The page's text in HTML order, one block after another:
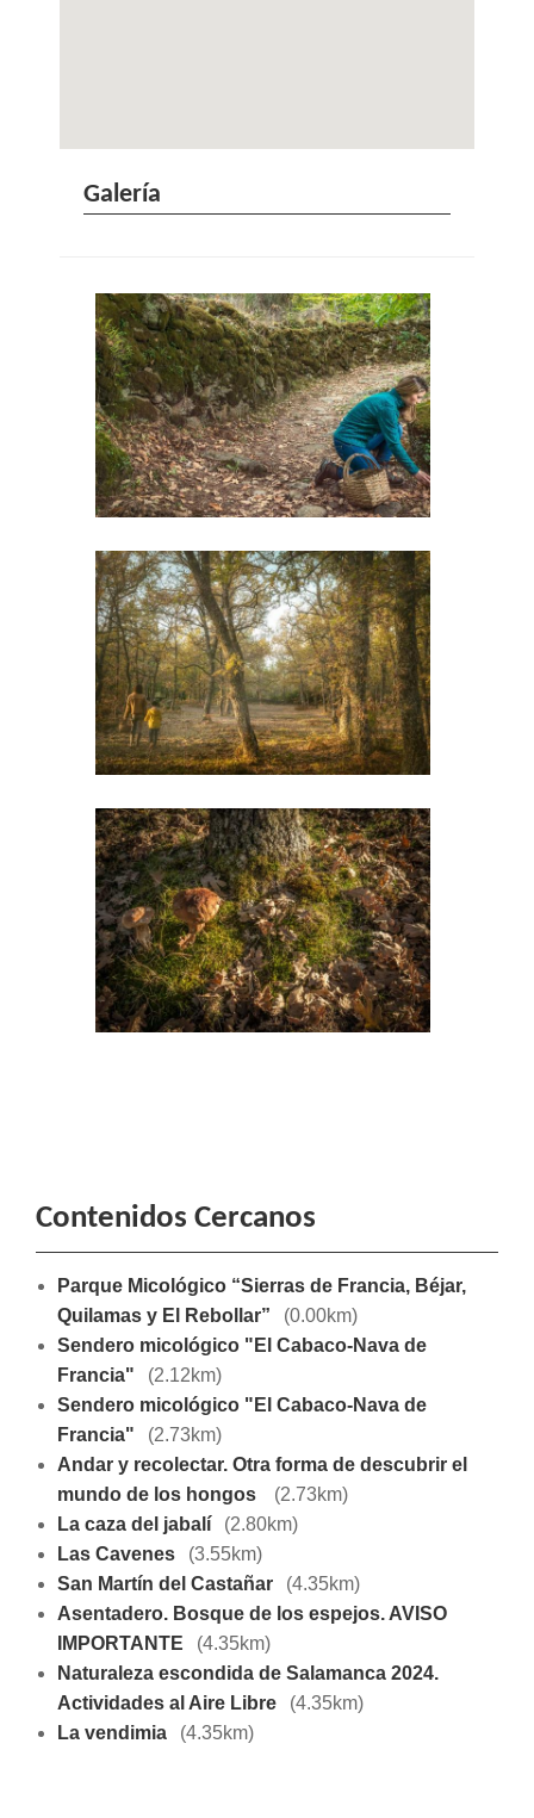
Galería
Contenidos Cercanos
Parque Micológico “Sierras de Francia, Béjar,
Quilamas y El Rebollar”
(0.00km)
Sendero micológico "El Cabaco-Nava de
Francia"
(2.12km)
Sendero micológico "El Cabaco-Nava de
Francia"
(2.73km)
Andar y recolectar. Otra forma de descubrir el
mundo de los hongos
(2.73km)
La caza del jabalí
(2.80km)
Las Cavenes
(3.55km)
San Martín del Castañar
(4.35km)
Asentadero. Bosque de los espejos. AVISO
IMPORTANTE
(4.35km)
Naturaleza escondida de Salamanca 2024.
Actividades al Aire Libre
(4.35km)
La vendimia
(4.35km)